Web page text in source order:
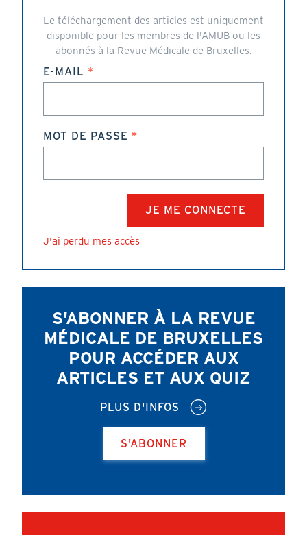
Le téléchargement des articles est uniquement
disponible pour les membres de l'AMUB ou les
abonnés à la Revue Médicale de Bruxelles.
E-MAIL
MOT DE PASSE
J'ai perdu mes accès
S'ABONNER À LA REVUE
MÉDICALE DE BRUXELLES
POUR ACCÉDER AUX
ARTICLES ET AUX QUIZ
PLUS D'INFOS
S'ABONNER